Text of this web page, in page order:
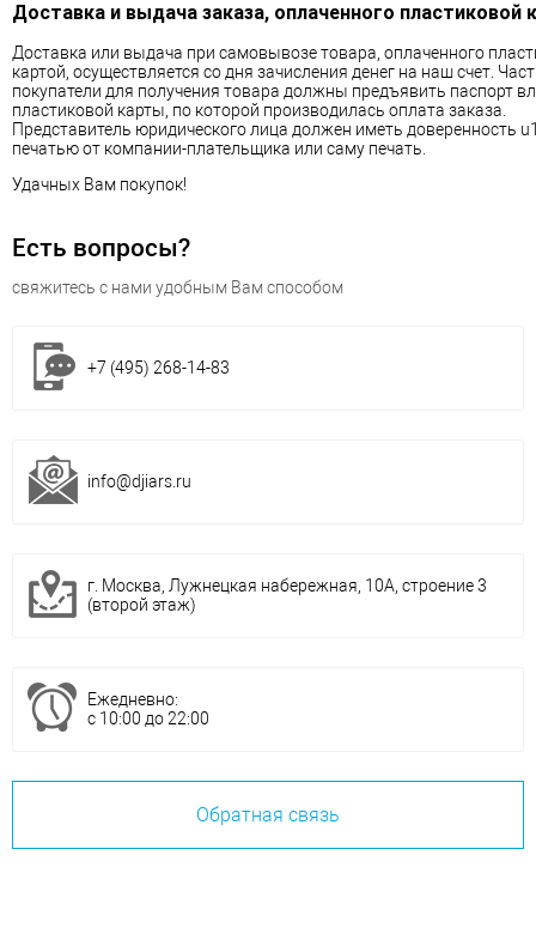
Доставка и выдача заказа, оплаченного пластиковой
Доставка или выдача при самовывозе товара, оплаченного
картой, осуществляется со дня зачисления денег на наш счет.
покупатели для получения товара должны предъявить паспорт
пластиковой карты, по которой производилась оплата заказа.
Представитель юридического лица должен иметь доверенность
печатью от компании-плательщика или саму печать.
Удачных Вам покупок!
Есть вопросы?
свяжитесь с нами удобным Вам способом
+7 (495) 268-14-83
info@djiars.ru
г. Москва, Лужнецкая набережная, 10А, строение 3
(второй этаж)
Ежедневно:
с 10:00 до 22:00
Обратная связь